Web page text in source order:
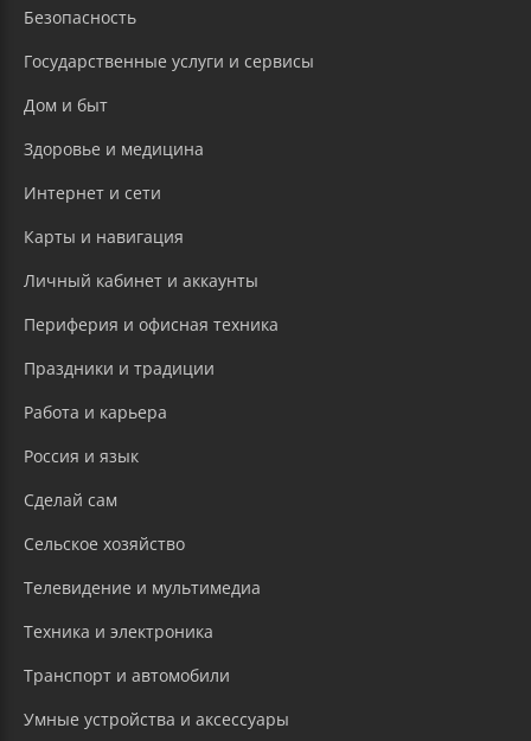
Безопасность
Государственные услуги и сервисы
Дом и быт
Здоровье и медицина
Интернет и сети
Карты и навигация
Личный кабинет и аккаунты
Периферия и офисная техника
Праздники и традиции
Работа и карьера
Россия и язык
Сделай сам
Сельское хозяйство
Телевидение и мультимедиа
Техника и электроника
Транспорт и автомобили
Умные устройства и аксессуары